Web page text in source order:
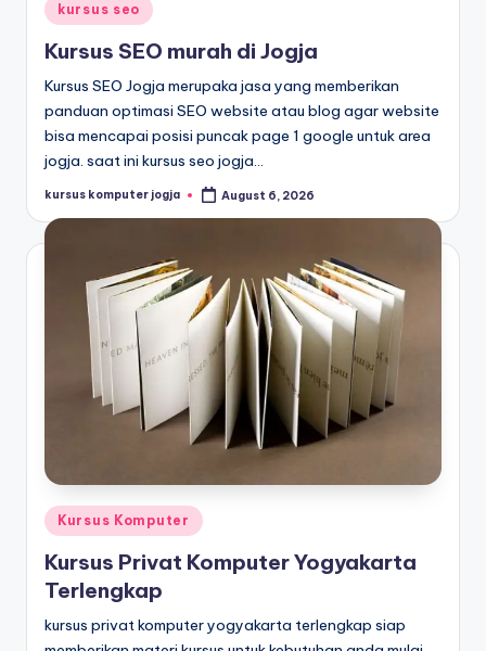
kursus seo
Kursus SEO murah di Jogja
Kursus SEO Jogja merupaka jasa yang memberikan
panduan optimasi SEO website atau blog agar website
bisa mencapai posisi puncak page 1 google untuk area
jogja. saat ini kursus seo jogja…
kursus komputer jogja August 6, 2026
Kursus Komputer
Kursus Privat Komputer Yogyakarta
Terlengkap
kursus privat komputer yogyakarta terlengkap siap